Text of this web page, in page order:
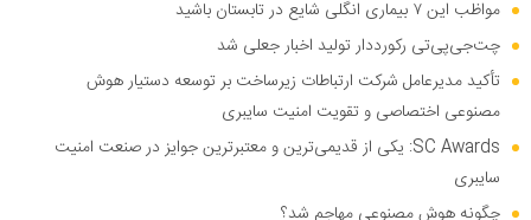
مواظب این ۷ بیماری انگلی شایع در تابستان باشید
چت‌جی‌پی‌تی رکورددار تولید اخبار جعلی شد
تأکید مدیرعامل شرکت ارتباطات زیرساخت بر توسعه دستیار هوش
مصنوعی اختصاصی و تقویت امنیت سایبری
SC Awards: یکی از قدیمی‌ترین و معتبرترین جوایز در صنعت امنیت
سایبری
چگونه هوش مصنوعی مهاجم شد؟